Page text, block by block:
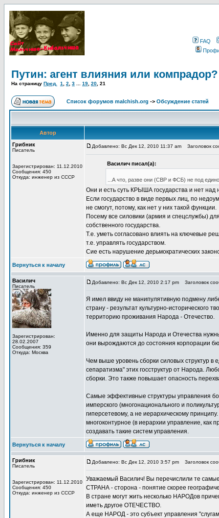
FAQ
Путин: агент влияния или компрадор?
На страницу Пред. 1 2 3 19 20 21
Список форумов malchish.org -> Обсуждение статей
Автор
Грибник
Писатель
Зарегистрирован: 11.12.2010
Сообщения: 450
Откуда: инженер из СССР
Добавлено: Вс Дек 12, 2010 11:37 am Заголовок
Василич писал(а):
...А что, разве они (СВР и ФСБ) не под
Они и есть суть КРЫША государства и нет над
Если государство в виде первых лиц, по
не смогут, потому, как нет у них такой функции.
Посему все силовики (армия и спецслужбы)
собственного государства.
Т.е. уметь согласовано влиять на ключевые
т.е. управлять государством.
Сие есть нарушение дерьмократических
Вернуться к началу
Василич
Писатель
Зарегистрирован:
28.02.2007
Сообщения: 359
Откуда: Москва
Добавлено: Вс Дек 12, 2010 2:17 pm Заголовок
Я имел ввиду не манипулятивную подмену
страну - результат культурно-
территорию проживания Народа - Отечество.
Именно для защиты Народа и Отечества
они вырождаются до состояния корпорации
Чем выше уровень сборки силовых структур в
сепаратизма" этих госструктур от Народа.
сборки. Это также повышает опасность
Самые эффективные структуры управления
имперского (многонационального и
гиперсетевому, а не иерархическому
многоконтурное (в иерархии управление, как
создавать такие систем управления.
Вернуться к началу
Грибник
Писатель
Зарегистрирован: 11.12.2010
Сообщения: 450
Откуда: инженер из СССР
Добавлено: Вс Дек 12, 2010 3:57 pm Заголовок
Уважаемый Василич! Вы перечислили те
СТРАНА - сторона - понятие скорее
В стране могут жить несколько НАРОДов
иметь другое ОТЕЧЕСТВО.
А еще НАРОД - это субъект управления